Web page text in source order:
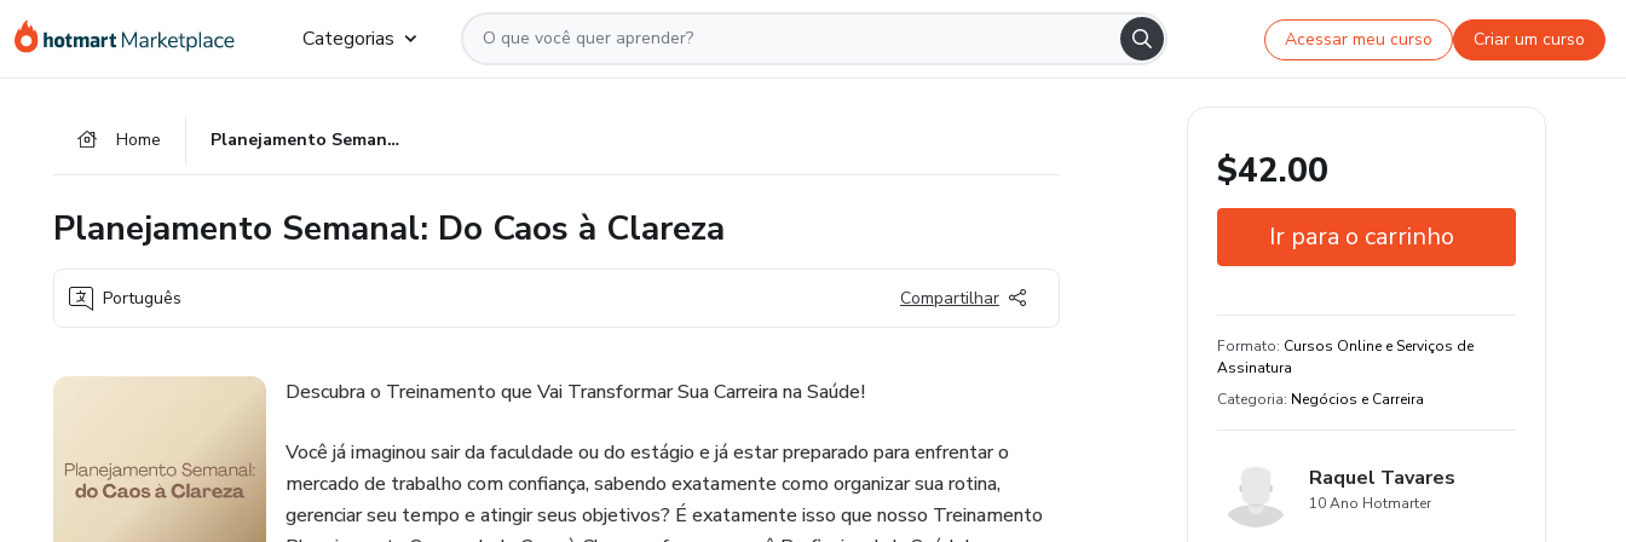
para
para
para
Categorias Acessar meu curso Criar um curso
Home Planejamento Semanal: Do Caos à Clareza
Planejamento Semanal: Do Caos à Clareza
Português Compartilhar
Descubra o Treinamento que Vai Transformar Sua Carreira na Saúde!
Você já imaginou sair da faculdade ou do estágio e já estar preparado para enfrentar o
mercado de trabalho com confiança, sabendo exatamente como organizar sua rotina,
gerenciar seu tempo e atingir seus objetivos? É exatamente isso que nosso Treinamento
$42.00
Ir para o carrinho
3 aula e 3 hora de conteúdo original
Formato: Cursos Online e Serviços de
Assinatura
Categoria: Negócios e Carreira
Raquel Tavares
10 Ano Hotmarter